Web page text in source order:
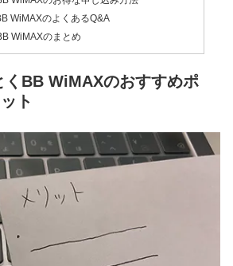
WiMAXのよくあるQ&A
WiMAXのまとめ
くBB WiMAXのおすすめポ
ト